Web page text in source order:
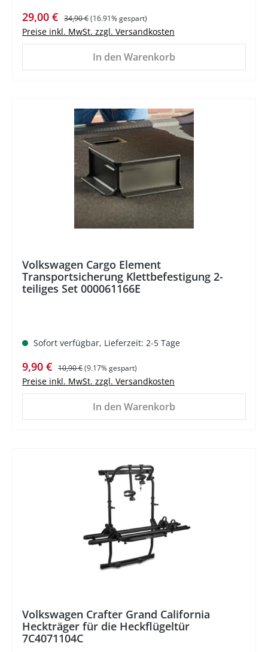
Verkaufspreis:
29,00 € Regulärer Preis:
34,90 €(16.91% gespart)
Preise inkl. MwSt. zzgl. Versandkosten
In den Warenkorb
Volkswagen Cargo Element
Transportsicherung Klettbefestigung 2-
teiliges Set 000061166E
Sofort verfügbar, Lieferzeit: 2-5 Tage
Verkaufspreis:
9,90 € Regulärer Preis:
10,90 €(9.17% gespart)
Preise inkl. MwSt. zzgl. Versandkosten
In den Warenkorb
Volkswagen Crafter Grand California
Heckträger für die Heckflügeltür
7C4071104C